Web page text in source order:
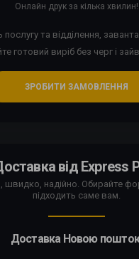
Онлайн друк за кілька хвилин!
послугу та відділення,
готовий виріб без черг і
ЗРОБИТИ ЗАМОВЛЕННЯ
від Express
швидко, надійно. Обирайте
підходить саме вам.
Доставка Новою